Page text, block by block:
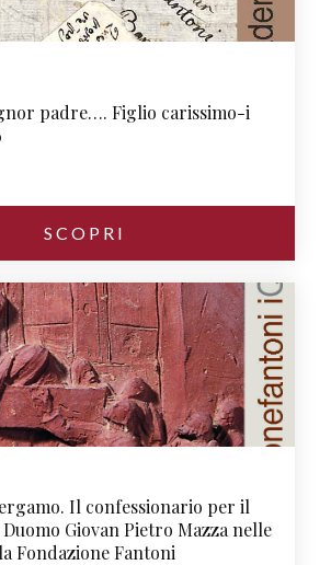
padre…. Figlio carissimo-i
SCOPRI
Il confessionario per il
Giovan Pietro Mazza nelle
Fondazione Fantoni